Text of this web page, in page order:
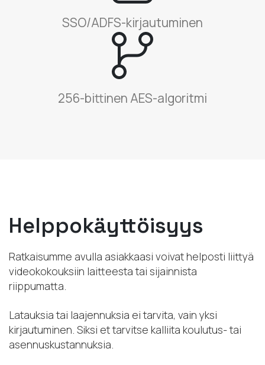
SSO/ADFS-kirjautuminen
256-bittinen AES-algoritmi
Helppokäyttöisyys
Ratkaisumme avulla asiakkaasi voivat helposti liittyä
videokokouksiin laitteesta tai sijainnista
riippumatta.
Latauksia tai laajennuksia ei tarvita, vain yksi
kirjautuminen. Siksi et tarvitse kalliita koulutus- tai
asennuskustannuksia.